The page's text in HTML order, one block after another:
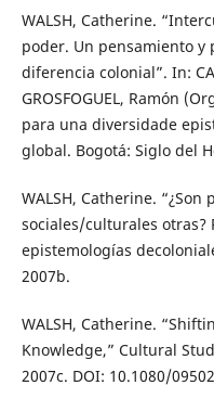
WALSH, Catherine.
poder. Un pensamiento y
diferencia colonial”. In:
GROSFOGUEL, Ramón
para una diversidade
global. Bogotá: Siglo del
WALSH, Catherine.
sociales/culturales otras?
epistemologías
2007b.
WALSH, Catherine.
Knowledge,” Cultural
2007c. DOI: 10.1080/